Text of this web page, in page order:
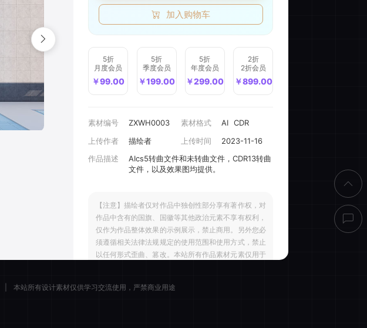
员权益
登录
加入购物车
5折
月度会员
￥99.00
5折
季度会员
￥199.00
5折
年度会员
￥299.00
2折
2折会员
￥899.00
素材编号 ZXWH0003 素材格式 AI CDR
上传作者
描绘者 上传时间
2023-11-16
作品描述
AIcs5转曲文件和未转曲文件，CDR13转曲
文件，以及效果图均提供。
【注意】描绘者仅对作品中独创性部分享有著作权，对
作品中含有的国旗、国徽等其他政治元素不享有权利，
仅作为作品整体效果的示例展示，禁止商用。另外您必
须遵循相关法律法规规定的使用范围和使用方式，禁止
以任何形式歪曲、篡改。本站所有作品素材元素仅用于
本站所有设计素材仅供学习交流使用，严禁商业用途
文件购买客服
清空购物车
总计
直接结算